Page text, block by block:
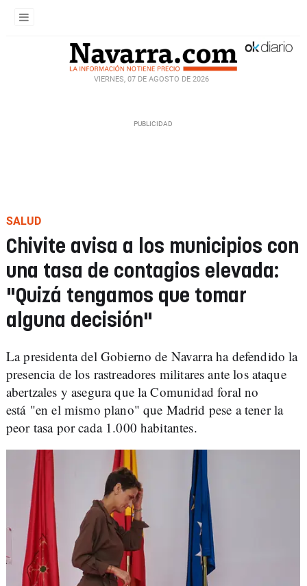
VIERNES, 07 DE AGOSTO DE 2026
SALUD
Chivite avisa a los municipios con
una tasa de contagios elevada:
"Quizá tengamos que tomar
alguna decisión"
La presidenta del Gobierno de Navarra ha defendido la
presencia de los rastreadores militares ante los ataque
abertzales y asegura que la Comunidad foral no
está "en el mismo plano" que Madrid pese a tener la
peor tasa por cada 1.000 habitantes.